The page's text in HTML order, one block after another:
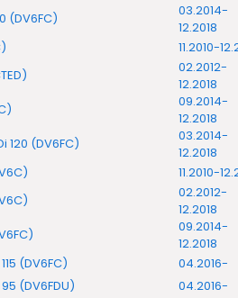
(DV6FC)
03.2014-
12.2018
11.2010-
02.2012-
12.2018
09.2014-
12.2018
120 (DV6FC)
03.2014-
12.2018
11.2010-
02.2012-
12.2018
09.2014-
12.2018
(DV6FC)
04.2016-
95 (DV6FDU)
04.2016-